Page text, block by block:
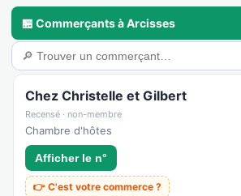
🏪 Commerçants à Arcisses
Chez Christelle et Gilbert
Recensé · non-membre
Chambre d'hôtes
Afficher le n°
👉 C'est votre commerce ?